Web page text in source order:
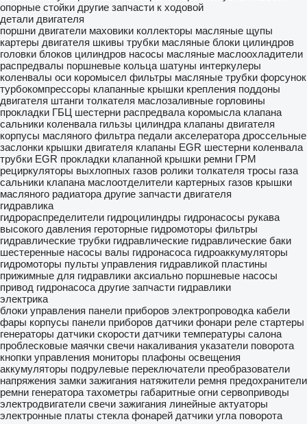
опорные стойки другие запчасти к ходовой
детали двигателя
поршни двигатели маховики коллекторы масляные щупы
картеры двигателя шкивы трубки масляные блоки цилиндров
головки блоков цилиндров насосы масляные маслоохладители
распредвалы поршневые кольца шатуны интеркулеры
коленвалы оси коромысел фильтры масляные трубки форсунок
турбокомпрессоры клапанные крышки крепления поддоны
двигателя штанги толкателя маслозаливные горловины
прокладки ГБЦ шестерни распредвала коромысла клапана
сальники коленвала гильзы цилиндра клапаны двигателя
корпусы масляного фильтра педали акселератора дроссельные
заслонки крышки двигателя клапаны EGR шестерни коленвала
трубки EGR прокладки клапанной крышки ремни ГРМ
рециркуляторы выхлопных газов ролики толкателя тросы газа
сальники клапана маслоотделители картерных газов крышки
масляного радиатора другие запчасти двигателя
гидравлика
гидрораспределители гидроцилиндры гидронасосы рукава
высокого давления героторные гидромоторы фильтры
гидравлические трубки гидравлические гидравлические баки
шестеренные насосы валы гидронасоса гидроаккумуляторы
гидромоторы пульты управления гидравликой пластины
прижимные для гидравлики аксиально поршневые насосы
привод гидронасоса другие запчасти гидравлики
электрика
блоки управления панели приборов электропроводка кабели
фары корпусы панели приборов датчики фонари реле стартеры
генераторы датчики скорости датчики температуры салона
проблесковые маячки свечи накаливания указатели поворота
кнопки управления мониторы плафоны освещения
аккумуляторы подрулевые переключатели преобразователи
напряжения замки зажигания натяжители ремня предохранители
ремни генератора тахометры габаритные огни сервоприводы
электродвигатели свечи зажигания линейные актуаторы
электронные платы стекла фонарей датчики угла поворота